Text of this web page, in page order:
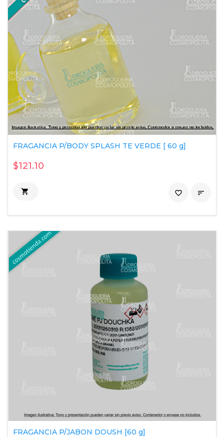
FRAGANCIA P/BODY SPLASH TE VERDE [ 60 g]
$121.10
 
favorite_border
FRAGANCIA P/JABON DOUSH [60 g]